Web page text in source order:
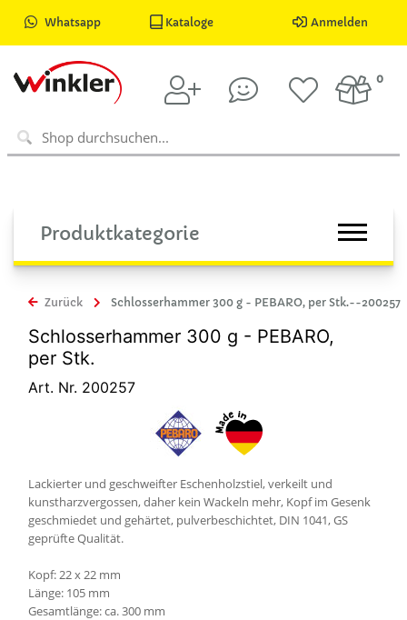
Whatsapp Kataloge Anmelden
0
Produktkategorie
Zurück Schlosserhammer 300 g - PEBARO, per Stk.--200257
Schlosserhammer 300 g - PEBARO,
per Stk.
Art. Nr. 200257
Lackierter und geschweifter Eschenholzstiel, verkeilt und
kunstharzvergossen, daher kein Wackeln mehr, Kopf im Gesenk
geschmiedet und gehärtet, pulverbeschichtet, DIN 1041, GS
geprüfte Qualität.
Kopf: 22 x 22 mm
Länge: 105 mm
Gesamtlänge: ca. 300 mm